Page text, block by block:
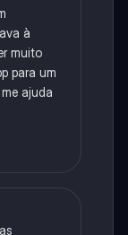
à
muito
para um
ajuda